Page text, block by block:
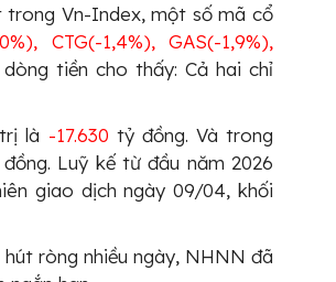
trong Vn-Index, một số mã cổ
CTG(-1,4%), GAS(-1,9%),
tiền cho thấy: Cả hai chỉ
là -17.630 tỷ đồng. Và trong
Luỹ kế từ đầu năm 2026
giao dịch ngày 09/04, khối
ròng nhiều ngày, NHNN đã